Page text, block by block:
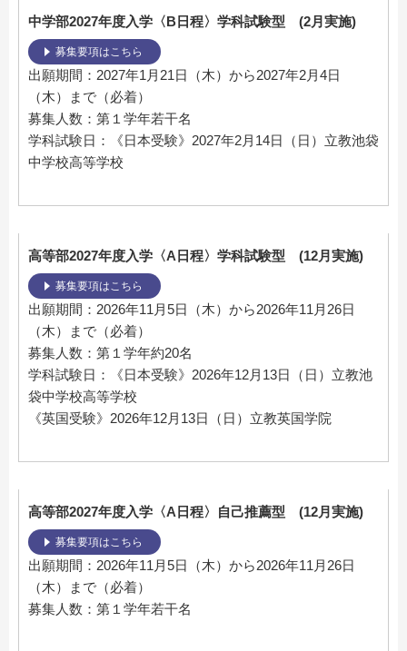
中学部2027年度入学〈B日程〉学科試験型 (2月実施)
募集要項はこちら
出願期間：2027年1月21日（木）から2027年2月4日
（木）まで（必着）
募集人数：第１学年若干名
学科試験日：《日本受験》2027年2月14日（日）立教池袋
中学校高等学校
高等部2027年度入学〈A日程〉学科試験型 (12月実施)
募集要項はこちら
出願期間：2026年11月5日（木）から2026年11月26日
（木）まで（必着）
募集人数：第１学年約20名
学科試験日：《日本受験》2026年12月13日（日）立教池
袋中学校高等学校
《英国受験》2026年12月13日（日）立教英国学院
高等部2027年度入学〈A日程〉自己推薦型 (12月実施)
募集要項はこちら
出願期間：2026年11月5日（木）から2026年11月26日
（木）まで（必着）
募集人数：第１学年若干名